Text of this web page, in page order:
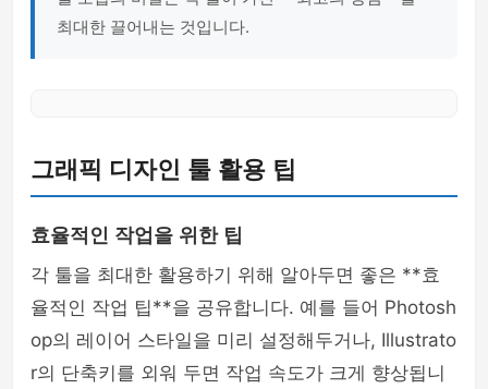
최대한 끌어내는 것입니다.
그래픽 디자인 툴 활용 팁
효율적인 작업을 위한 팁
각 툴을 최대한 활용하기 위해 알아두면 좋은 **효
율적인 작업 팁**을 공유합니다. 예를 들어 Photosh
op의 레이어 스타일을 미리 설정해두거나, Illustrato
r의 단축키를 외워 두면 작업 속도가 크게 향상됩니